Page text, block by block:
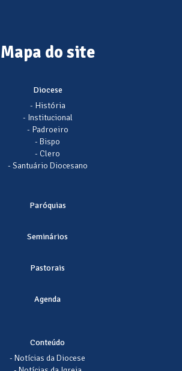
Mapa do site
Diocese
- História
- Institucional
- Padroeiro
- Bispo
- Clero
- Santuário Diocesano
Paróquias
Seminários
Pastorais
Agenda
Conteúdo
- Notícias da Diocese